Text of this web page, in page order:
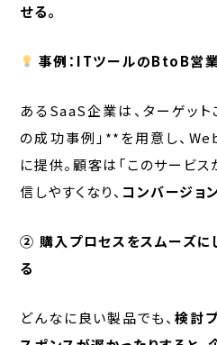
せる。
事例：ITツールのBtoB営
あるSaaS企業は、ターゲッ
の成功事例」**を用意し、
に提供。顧客は「このサービス
信しやすくなり、 コンバージョ
② 購入プロセスをスムーズに
る
どんなに良い製品でも、検討